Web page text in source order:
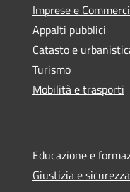
Imprese e
Appalti pubblici
Catasto e
Turismo
Mobilità e trasporti
Educazione e
Giustizia e